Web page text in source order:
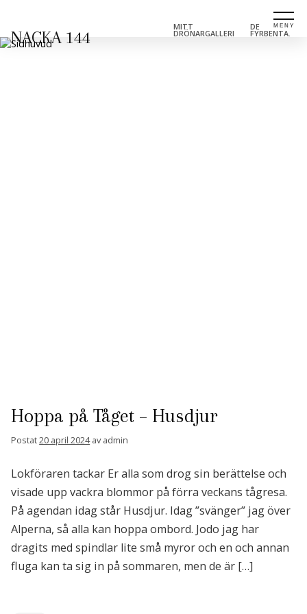
NACKA 144
MITT
DRÖNARGALLERI
DE
FYRBENTA.
Hoppa på Tåget – Husdjur
Postat20 april 2024avadmin
Lokföraren tackar Er alla som drog sin berättelse och
visade upp vackra blommor på förra veckans tågresa.
På agendan idag står Husdjur. Idag ”svänger” jag över
Alperna, så alla kan hoppa ombord. Jodo jag har
dragits med spindlar lite små myror och en och annan
fluga kan ta sig in på sommaren, men de är […]